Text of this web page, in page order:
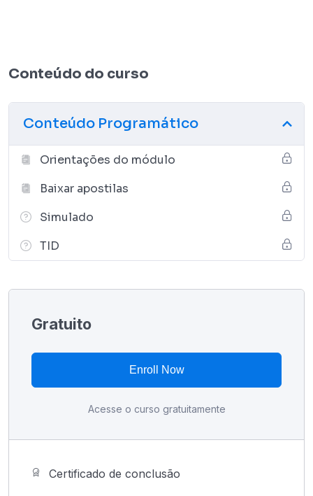
Conteúdo do curso
Conteúdo Programático
Orientações do módulo
Baixar apostilas
Simulado
TID
Gratuito
Enroll Now
Acesse o curso gratuitamente
Certificado de conclusão